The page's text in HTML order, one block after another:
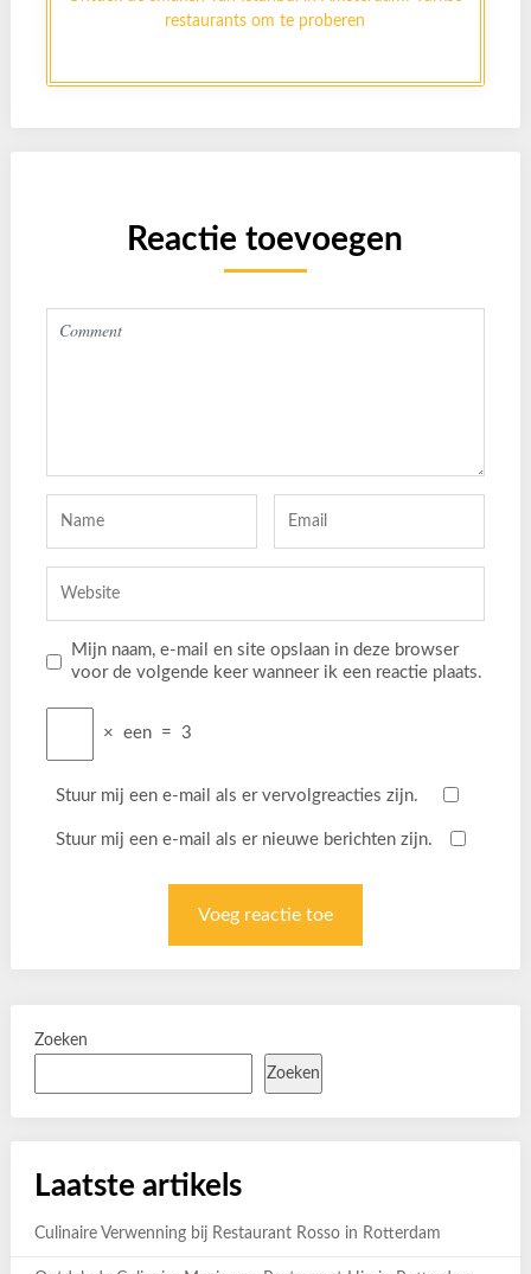
restaurants om te proberen
Reactie toevoegen
Mijn naam, e-mail en site opslaan in deze browser
voor de volgende keer wanneer ik een reactie plaats.
× een = 3
Stuur mij een e-mail als er vervolgreacties zijn.
Stuur mij een e-mail als er nieuwe berichten zijn.
Zoeken
Zoeken
Laatste artikels
Culinaire Verwenning bij Restaurant Rosso in Rotterdam